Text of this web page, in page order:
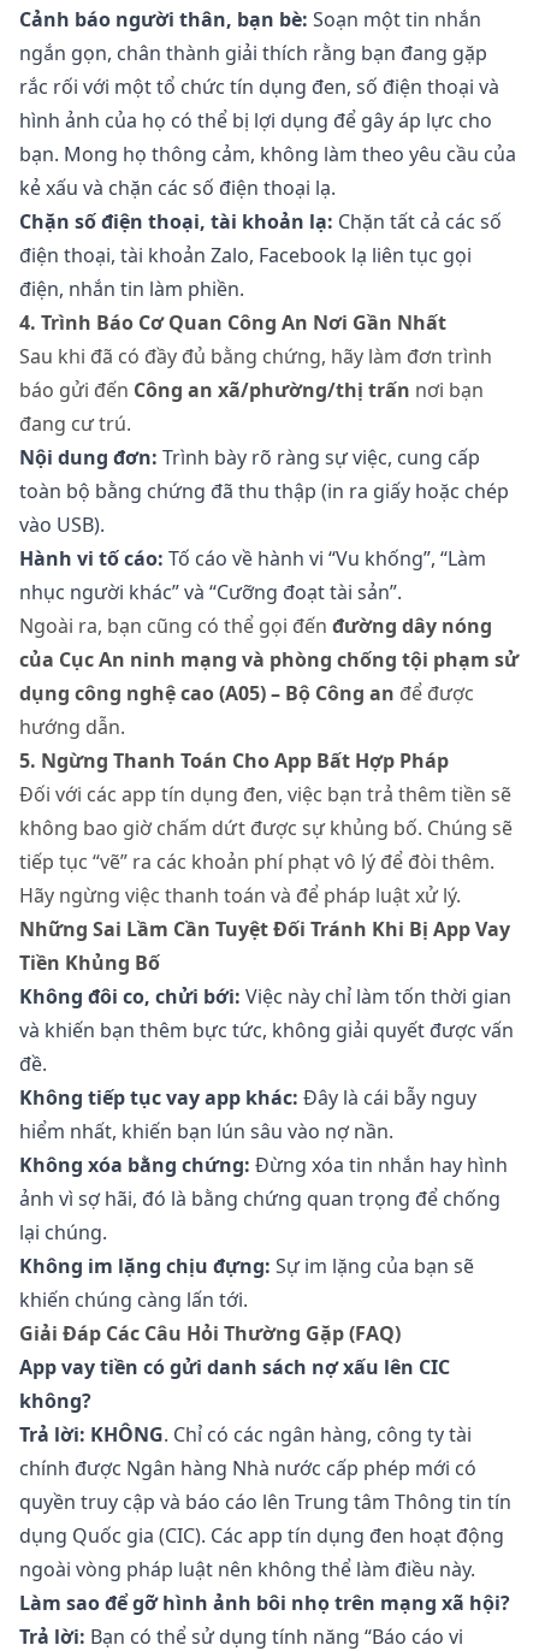
Cảnh báo người thân, bạn bè: Soạn một tin nhắn
ngắn gọn, chân thành giải thích rằng bạn đang gặp
rắc rối với một tổ chức tín dụng đen, số điện thoại và
hình ảnh của họ có thể bị lợi dụng để gây áp lực cho
bạn. Mong họ thông cảm, không làm theo yêu cầu của
kẻ xấu và chặn các số điện thoại lạ.
Chặn số điện thoại, tài khoản lạ: Chặn tất cả các số
điện thoại, tài khoản Zalo, Facebook lạ liên tục gọi
điện, nhắn tin làm phiền.
4. Trình Báo Cơ Quan Công An Nơi Gần Nhất
Sau khi đã có đầy đủ bằng chứng, hãy làm đơn trình
báo gửi đến Công an xã/phường/thị trấn nơi bạn
đang cư trú.
Nội dung đơn: Trình bày rõ ràng sự việc, cung cấp
toàn bộ bằng chứng đã thu thập (in ra giấy hoặc chép
vào USB).
Hành vi tố cáo: Tố cáo về hành vi “Vu khống”, “Làm
nhục người khác” và “Cưỡng đoạt tài sản”.
Ngoài ra, bạn cũng có thể gọi đến đường dây nóng
của Cục An ninh mạng và phòng chống tội phạm sử
dụng công nghệ cao (A05) – Bộ Công an để được
hướng dẫn.
5. Ngừng Thanh Toán Cho App Bất Hợp Pháp
Đối với các app tín dụng đen, việc bạn trả thêm tiền sẽ
không bao giờ chấm dứt được sự khủng bố. Chúng sẽ
tiếp tục “vẽ” ra các khoản phí phạt vô lý để đòi thêm.
Hãy ngừng việc thanh toán và để pháp luật xử lý.
Những Sai Lầm Cần Tuyệt Đối Tránh Khi Bị App Vay
Tiền Khủng Bố
Không đôi co, chửi bới: Việc này chỉ làm tốn thời gian
và khiến bạn thêm bực tức, không giải quyết được vấn
đề.
Không tiếp tục vay app khác: Đây là cái bẫy nguy
hiểm nhất, khiến bạn lún sâu vào nợ nần.
Không xóa bằng chứng: Đừng xóa tin nhắn hay hình
ảnh vì sợ hãi, đó là bằng chứng quan trọng để chống
lại chúng.
Không im lặng chịu đựng: Sự im lặng của bạn sẽ
khiến chúng càng lấn tới.
Giải Đáp Các Câu Hỏi Thường Gặp (FAQ)
App vay tiền có gửi danh sách nợ xấu lên CIC
không?
Trả lời: KHÔNG. Chỉ có các ngân hàng, công ty tài
chính được Ngân hàng Nhà nước cấp phép mới có
quyền truy cập và báo cáo lên Trung tâm Thông tin tín
dụng Quốc gia (CIC). Các app tín dụng đen hoạt động
ngoài vòng pháp luật nên không thể làm điều này.
Làm sao để gỡ hình ảnh bôi nhọ trên mạng xã hội?
Trả lời: Bạn có thể sử dụng tính năng “Báo cáo vi